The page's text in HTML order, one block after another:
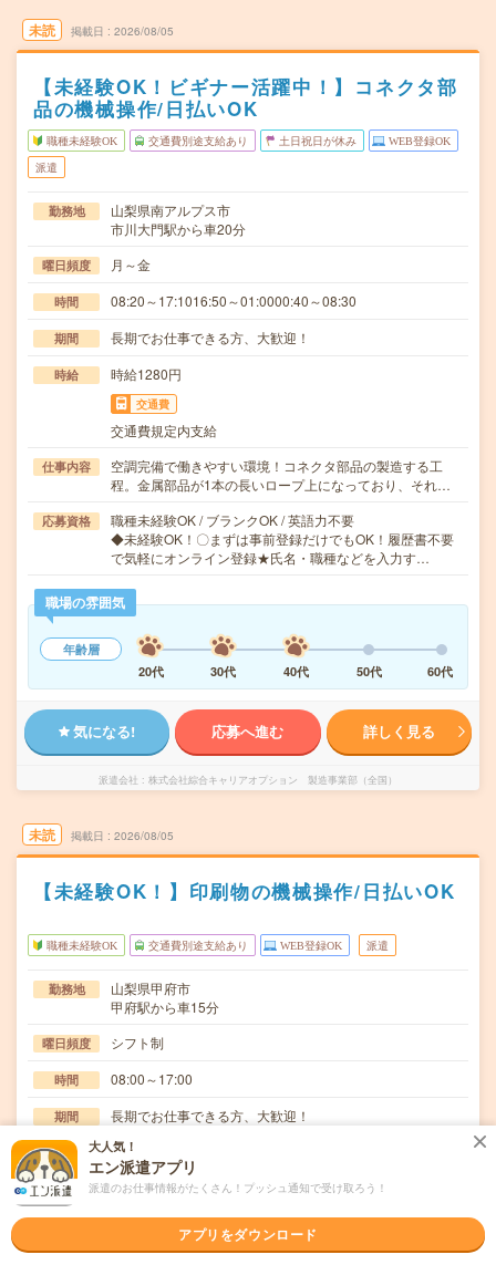
未読 掲載日 2026/08/05
【未経験OK！ビギナー活躍中！】コネクタ部
品の機械操作/日払いOK
職種未経験OK 交通費別途支給あり 土日祝日が休み WEB登録OK
派遣
勤務地
山梨県南アルプス市
市川大門駅から車20分
曜日頻度 月～金
時間 08:20～17:1016:50～01:0000:40～08:30
期間 長期でお仕事できる方、大歓迎！
時給 時給1280円
交通費
交通費規定内支給
仕事内容
空調完備で働きやすい環境！コネクタ部品の製造する工
程。金属部品が1本の長いロープ上になっており、それ…
応募資格
職種未経験OK / ブランクOK / 英語力不要
◆未経験OK！〇まずは事前登録だけでもOK！履歴書不要
で気軽にオンライン登録★氏名・職種などを入力す…
職場の雰囲気
年齢層
20代
30代 40代 50代 60代
気になる! 応募へ進む 詳しく見る
派遣会社 株式会社綜合キャリアオプション 製造事業部（全国）
未読 掲載日 2026/08/05
【未経験OK！】印刷物の機械操作/日払いOK
職種未経験OK 交通費別途支給あり WEB登録OK 派遣
勤務地
山梨県甲府市
甲府駅から車15分
曜日頻度 シフト制
時間 08:00～17:00
期間 長期でお仕事できる方、大歓迎！
時給 時給1300円
交通費
定時で帰ろう！プライベートの時間確保！印刷機オペレー
大人気！
エン派遣アプリ
派遣のお仕事情報がたくさん！プッシュ通知で受け取ろう！
アプリをダウンロード